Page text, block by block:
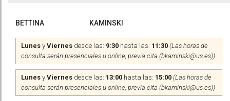
BETTINA KAMINSKI
Lunes y Viernes desde las: 9:30 hasta las: 11:30 (Las horas de
consulta serán presenciales u online, previa cita (bkaminski@us.es))
Lunes y Viernes desde las: 13:00 hasta las: 15:00 (Las horas de
consulta serán presenciales u online, previa cita (bkaminski@us.es))